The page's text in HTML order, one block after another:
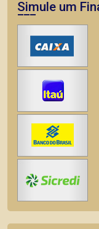
Simule um